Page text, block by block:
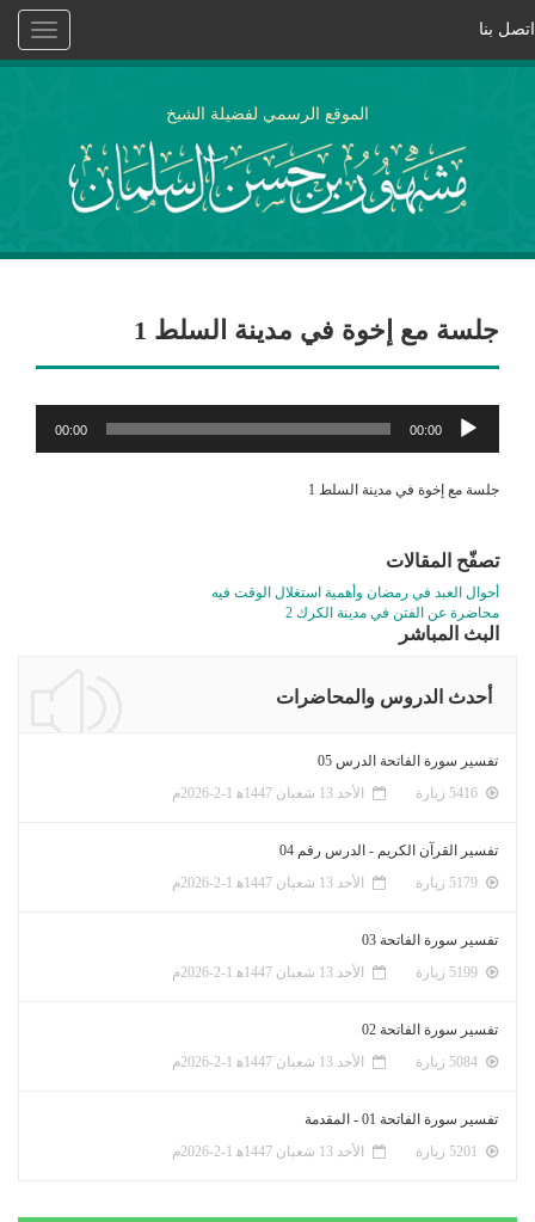
Toggle
اتصل بنا
الموقع الرسمي لفضيلة الشيخ
جلسة مع إخوة في مدينة السلط 1
مشغل
الصوت
00:00
00:00
جلسة مع إخوة في مدينة السلط 1
تصفّح المقالات
أحوال العبد في رمضان وأهمية استغلال الوقت فيه
محاضرة عن الفتن في مدينة الكرك 2
البث المباشر
أحدث الدروس والمحاضرات
تفسير سورة الفاتحة الدرس 05
الأحد 13 شعبان 1447ﻫ 1-2-2026م
تفسير القرآن الكريم - الدرس رقم 04
الأحد 13 شعبان 1447ﻫ 1-2-2026م
تفسير سورة الفاتحة 03
الأحد 13 شعبان 1447ﻫ 1-2-2026م
تفسير سورة الفاتحة 02
الأحد 13 شعبان 1447ﻫ 1-2-2026م
تفسير سورة الفاتحة 01 - المقدمة
الأحد 13 شعبان 1447ﻫ 1-2-2026م